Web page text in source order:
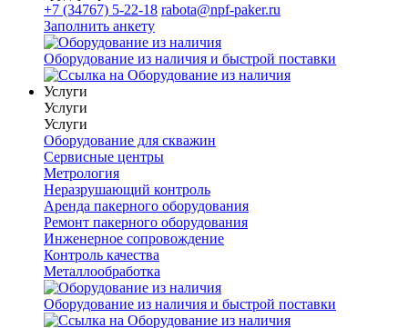
+7 (34767) 5-22-18 rabota@npf-paker.ru
Заполнить анкету
Оборудование из наличия и быстрой поставки
Услуги
Услуги
Услуги
Оборудование для скважин
Сервисные центры
Метрология
Неразрушающий контроль
Аренда пакерного оборудования
Ремонт пакерного оборудования
Инженерное сопровождение
Контроль качества
Металлообработка
Оборудование из наличия и быстрой поставки